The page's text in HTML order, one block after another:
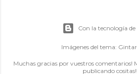
Con la tecnología
Imágenes del tema:
Muchas gracias por vuestros comentarios!
publicando